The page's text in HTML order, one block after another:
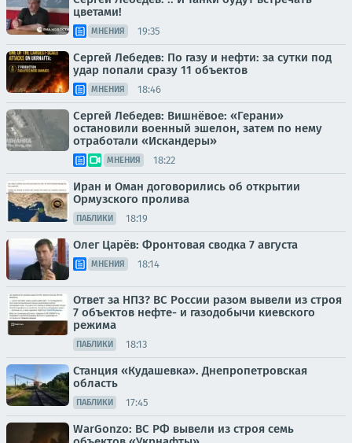
цветами!
МНЕНИЯ 19:35
Сергей Лебедев: По газу и нефти: за сутки под
удар попали сразу 11 объектов
МНЕНИЯ 18:46
Сергей Лебедев: Вишнёвое: «Герани»
остановили военный эшелон, затем по нему
отработали «Искандеры»
МНЕНИЯ 18:22
Иран и Оман договорились об открытии
Ормузского пролива
ПАБЛИКИ 18:19
Олег Царёв: Фронтовая сводка 7 августа
МНЕНИЯ 18:14
Ответ за НПЗ? ВС России разом вывели из строя
7 объектов нефте- и газодобычи киевского
режима
ПАБЛИКИ 18:13
Станция «Кудашевка». Днепропетровская
область
ПАБЛИКИ 17:45
WarGonzo: ВС РФ вывели из строя семь